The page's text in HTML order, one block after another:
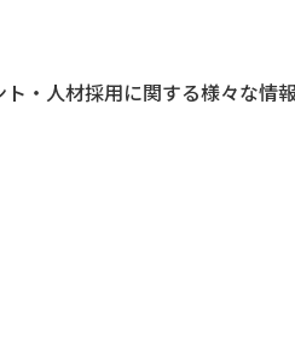
・人材採用に関する様々な情